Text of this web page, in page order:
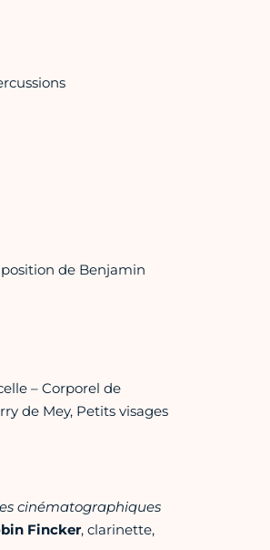
de Benjamin
– Corporel de
de Mey, Petits visages
cinématographiques
Fincker, clarinette,